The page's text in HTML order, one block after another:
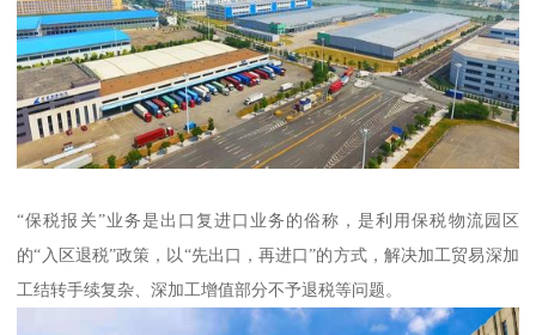
“保税报关”业务是出口复进口业务的俗称，是利用保税物流园区
的“入区退税”政策，以“先出口，再进口”的方式，解决加工贸易深加
工结转手续复杂、深加工增值部分不予退税等问题。